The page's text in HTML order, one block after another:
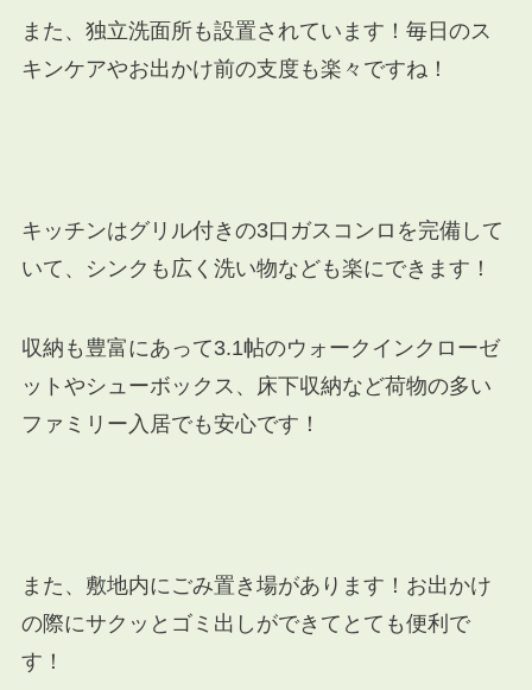
また、独立洗面所も設置されています！毎日のス
キンケアやお出かけ前の支度も楽々ですね！
キッチンはグリル付きの3口ガスコンロを完備して
いて、シンクも広く洗い物なども楽にできます！
収納も豊富にあって3.1帖のウォークインクローゼ
ットやシューボックス、床下収納など荷物の多い
ファミリー入居でも安心です！
また、敷地内にごみ置き場があります！お出かけ
の際にサクッとゴミ出しができてとても便利で
す！